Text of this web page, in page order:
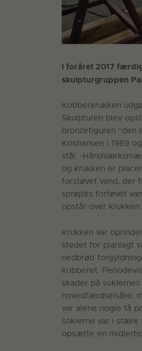
I foråret 2017
skulpturgruppen
Kobberkrukken
Skulpturen blev
bronzefiguren
Kristiansen i 1989
stål. -
og krukken er
forstøvet vand, der
sprøjtes fortøvet
opstår over krukken.
Krukken var
stedet for planlagt
nedbrød
kobberet.
skader på
hovedfærdselsåre,
var alene nogle få
soklerne var i
opsætte en